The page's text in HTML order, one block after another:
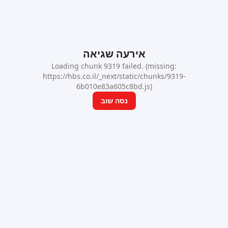
אירעה שגיאה
Loading chunk 9319 failed. (missing:
https://hbs.co.il/_next/static/chunks/9319-
6b010e83a605c8bd.js)